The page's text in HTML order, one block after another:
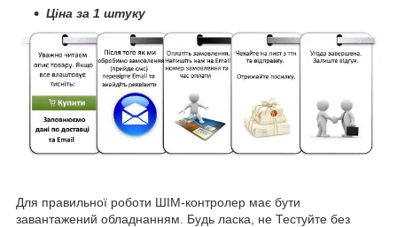
Ціна за 1 штуку
Для правильної роботи ШІМ-контролер має бути
завантажений обладнанням. Будь ласка, не Тестуйте без